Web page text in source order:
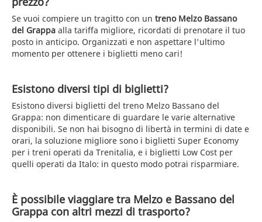
Se vuoi compiere un tragitto con un treno Melzo Bassano
del Grappa alla tariffa migliore, ricordati di prenotare il tuo
posto in anticipo. Organizzati e non aspettare l'ultimo
momento per ottenere i biglietti meno cari!
Esistono diversi tipi di biglietti?
Esistono diversi biglietti del treno Melzo Bassano del
Grappa: non dimenticare di guardare le varie alternative
disponibili. Se non hai bisogno di libertà in termini di date e
orari, la soluzione migliore sono i biglietti Super Economy
per i treni operati da Trenitalia, e i biglietti Low Cost per
quelli operati da Italo: in questo modo potrai risparmiare.
È possibile viaggiare tra Melzo e Bassano del
Grappa con altri mezzi di trasporto?